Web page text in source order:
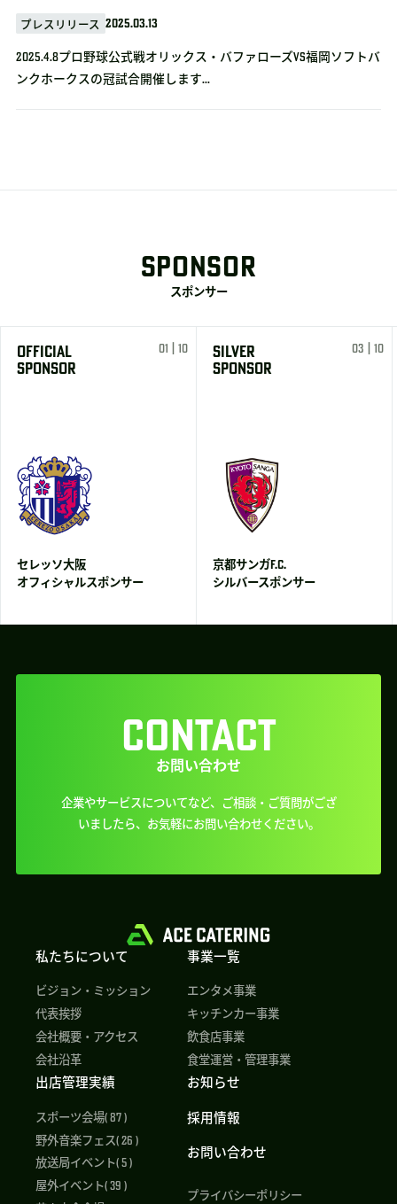
プレスリリース 2025.03.13
2025.4.8プロ野球公式戦オリックス・バファローズvs福岡ソフトバ
ンクホークスの冠試合開催します...
SPONSOR
スポンサー
OFFICIAL
SPONSOR
01 | 10
セレッソ大阪
オフィシャルスポンサー
SILVER
SPONSOR
03 | 10
京都サンガF.C.
シルバースポンサー
CONTACT
お問い合わせ
企業やサービスについてなど、ご相談・ご質問がござ
いましたら、 お気軽にお問い合わせください。
私たちについて
ビジョン・ミッション
代表挨拶
会社概要・アクセス
会社沿革
事業一覧
エンタメ事業
キッチンカー事業
飲食店事業
食堂運営・管理事業
出店管理実績
スポーツ会場( 87 )
野外音楽フェス( 26 )
放送局イベント( 5 )
屋外イベント( 39 )
お知らせ
採用情報
お問い合わせ
プライバシーポリシー